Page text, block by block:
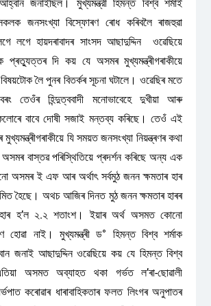
জনাইছিল। মুখ্যমন্ত্রী হিমন্ত বিশ্ব শৰ্মাই
জনসংখ্যা বিস্ফোৰণ ৰোধ কৰিবলৈ ৰাজহুৱা
লগে হায়দৰাবাদৰ সাংসদ আছাদুদ্দিন ওৱেছিয়ে
প্ৰত্যুত্তৰ দি কয় যে অসমৰ মুখ্যমন্ত্ৰীগৰাকীয়ে
লৈ পুনৰ বিতৰ্কৰ সূচনা ঘটালে। ওৱেছিৰ মতে
তেওঁৰ হিন্দুত্ববাদী মনোভাবেহে দুখীয়া আৰু
বাবে দোষী সজাই মন্তব্য কৰিছে। তেওঁ এই
যি সময়ত জনসংখ্যা নিয়ন্ত্ৰণৰ কথা
বাস্তৱ পৰিস্থিতিয়ে প্ৰদৰ্শন কৰিছে অন্য এক
অসমৰ ই এফ আৰ অৰ্থাৎ সৰ্বমুঠ জনন ক্ষমতাৰ হাৰ
হৈছে। অথচ আজিৰ দিনত মুঠ জনন ক্ষমতাৰ হাৰৰ
হ’ল ২.২ শতাংশ। ইয়াৰ অৰ্থ অসমত কোনো
হোৱা নাই। মুখ্যমন্ত্ৰী ড° হিমন্ত বিশ্ব শৰ্মাক
জনাই আছাদুদ্দিন ওৱেছিয়ে কয় যে হিমন্ত বিশ্ব
অসমত অব্যাহত থকা গৰ্ভত ল’ৰা-ছোৱালী
কৰোৱাৰ ধাৰাবাহিকতাৰ ফলত লিংগৰ অনুপাতৰ